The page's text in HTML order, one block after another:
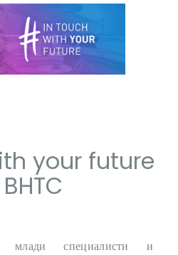
your future
млади специалисти и